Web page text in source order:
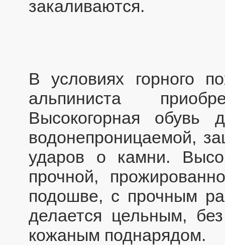
закаливаются.
В условиях горного
альпиниста
Высокогорная обувь
водонепроницаемой,
ударов о камни.
прочной,
подошве, с прочным
делается цельным,
кожаным поднарядом.